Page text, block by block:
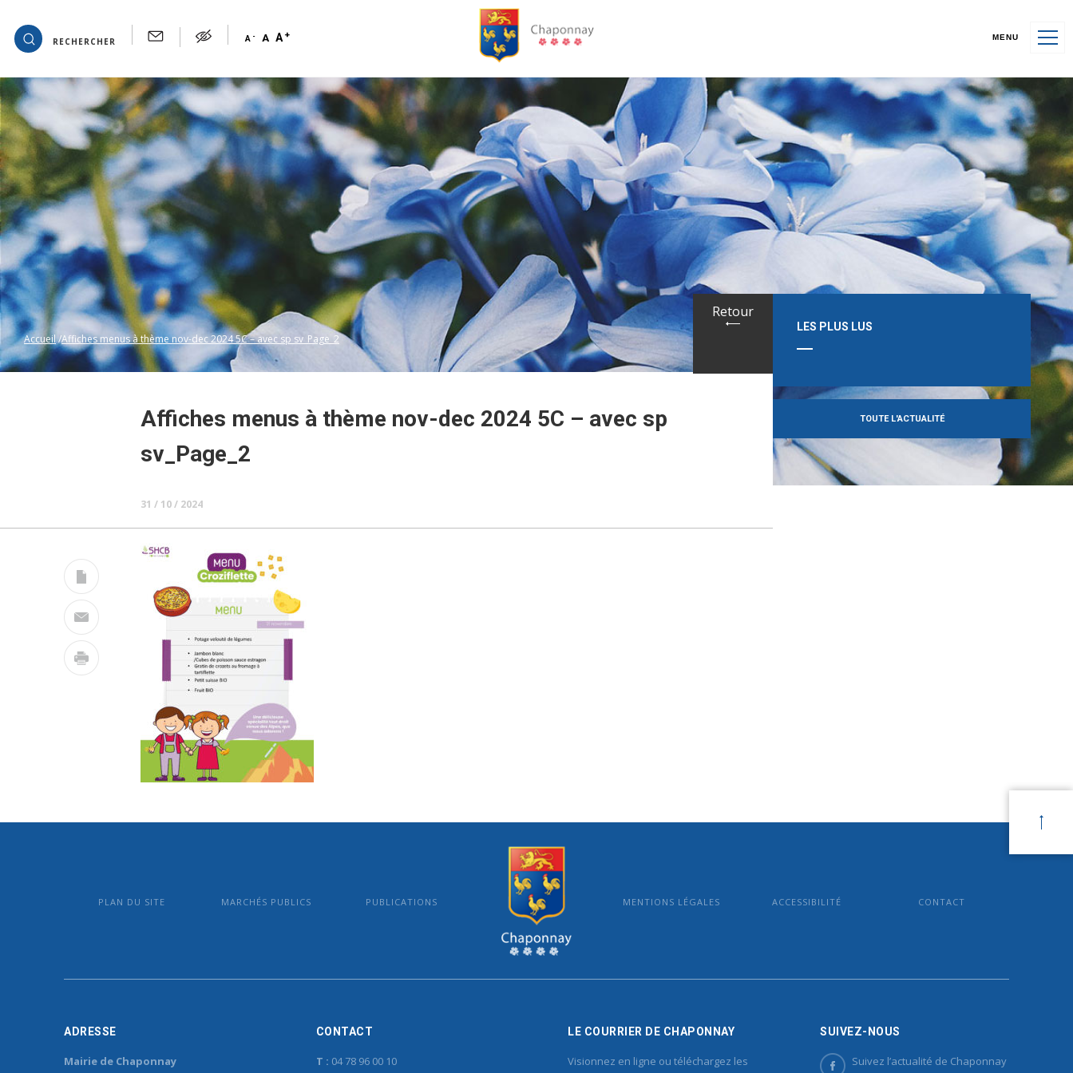
RECHERCHER A - A A+ MENU
Accueil Affiches menus à thème nov-dec 2024 5C – avec sp sv_Page_2
Affiches menus à thème nov-dec 2024 5C – avec sp
sv_Page_2
31 / 10 / 2024
Retour
LES PLUS LUS
TOUTE L'ACTUALITÉ
PLAN DU SITE MARCHÉS PUBLICS PUBLICATIONS MENTIONS LÉGALES ACCESSIBILITÉ CONTACT
ADRESSE
Mairie de Chaponnay
CONTACT
T : 04 78 96 00 10
LE COURRIER DE CHAPONNAY
Visionnez en ligne ou téléchargez les
SUIVEZ-NOUS
Suivez l’actualité de Chaponnay